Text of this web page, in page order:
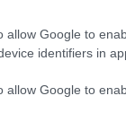
allow Google to
identifiers in
allow Google to
azért akad
amelyek az